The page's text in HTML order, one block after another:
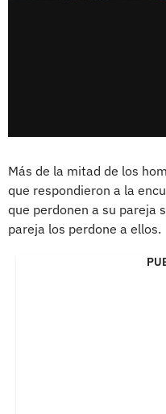
Más de la mitad de los
que respondieron a la
que perdonen a su pareja
pareja los perdone a ellos.